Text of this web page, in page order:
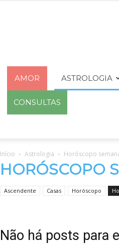
AMOR ASTROLOGIA
CONSULTAS
Início Astrologia Horóscopo
HORÓSCOPO
Ascendente Casas Horóscopo
Não há posts para